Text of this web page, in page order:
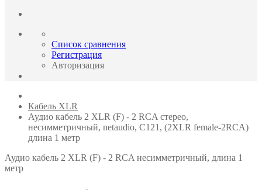
Список сравнения
Регистрация
Авторизация
Кабель XLR
Аудио кабель 2 XLR (F) - 2 RCA стерео,
несимметричный, netaudio, C121, (2XLR female-2RCA)
длина 1 метр
Аудио кабель 2 XLR (F) - 2 RCA несимметричный, длина 1
метр